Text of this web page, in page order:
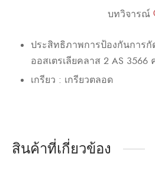
บทวิจารณ์
ประสิทธิภาพการป้องกันการ
ออสเตรเลียคลาส 2 AS 3566
เกรียว : เกรียวตลอด
สินค้าที่เกี่ยวข้อง